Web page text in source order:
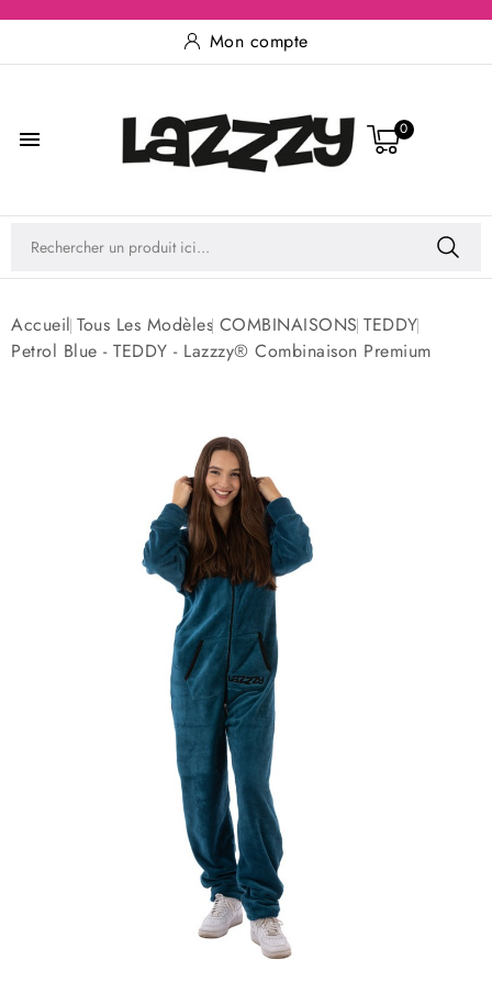
Mon compte
 0
Accueil Tous Les Modèles COMBINAISONS TEDDY
Petrol Blue - TEDDY - Lazzzy® Combinaison Premium